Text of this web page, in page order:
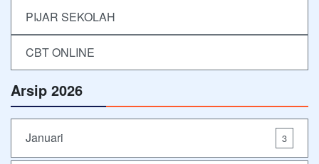
PIJAR SEKOLAH
CBT ONLINE
Arsip 2026
Januari 3